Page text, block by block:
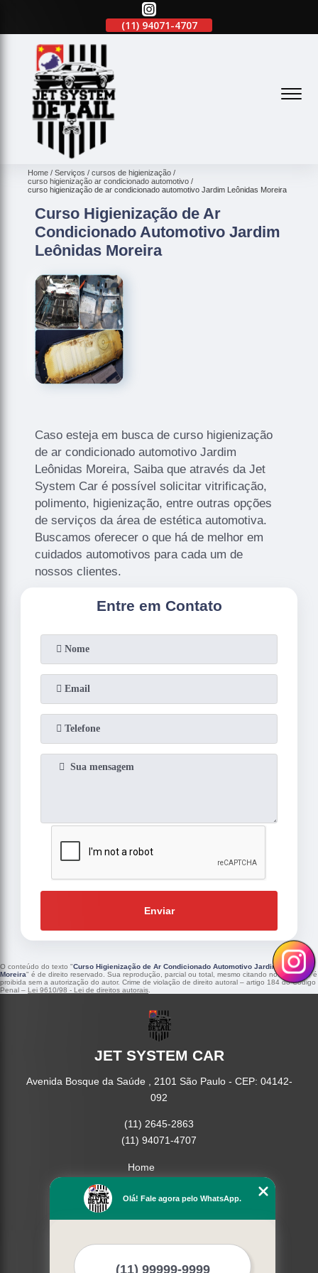
(11) 94071-4707 (11)
Home Serviços
cursos de higienização
curso higienização ar condicionado automotivo
curso higienização de ar condicionado automotivo Jardim Leônidas Moreira
Curso Higienização de Ar
Condicionado Automotivo Jardim
Leônidas Moreira
Caso esteja em busca de curso higienização
de ar condicionado automotivo Jardim
Leônidas Moreira, Saiba que através da Jet
System Car é possível solicitar vitrificação,
polimento, higienização, entre outras opções
de serviços da área de estética automotiva.
Buscamos oferecer o que há de melhor em
cuidados automotivos para cada um de
nossos clientes.
Entre em Contato
Enviar
O conteúdo do texto "Curso Higienização de Ar Condicionado Automotivo Jardim Leônidas
Moreira" é de direito reservado. Sua reprodução, parcial ou total, mesmo citando nossos links, é
proibida sem a autorização do autor. Crime de violação de direito autoral – artigo 184 do Código
Penal – Lei 9610/98 - Lei de direitos autorais
JET SYSTEM CAR
Avenida Bosque da Saúde , 2101 São Paulo - CEP: 04142-
092
(11) 2645-2863
(11) 94071-4707
Home
Missão
Mapa do site
Mais Serviços
Olá! Fale agora pelo WhatsApp.